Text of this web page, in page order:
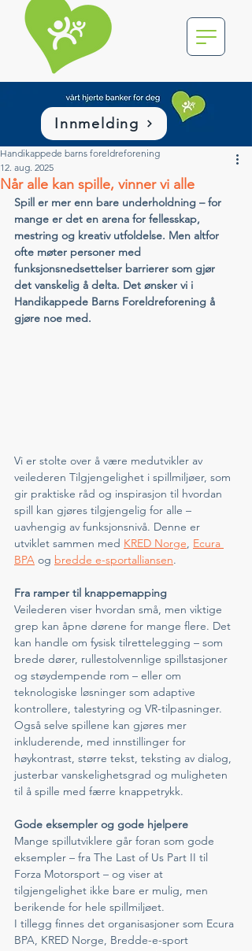
Innmelding
Når alle kan spille, vinner vi alle
Handikappede barns foreldreforening
12. aug. 2025
Spill er mer enn bare underholdning – for
mange er det en arena for fellesskap,
mestring og kreativ utfoldelse. Men altfor
ofte møter personer med
funksjonsnedsettelser barrierer som gjør
det vanskelig å delta. Det ønsker vi i
Handikappede Barns Foreldreforening å
gjøre noe med.
Vi er stolte over å være medutvikler av
veilederen Tilgjengelighet i spillmiljøer, som
gir praktiske råd og inspirasjon til hvordan
spill kan gjøres tilgjengelig for alle –
uavhengig av funksjonsnivå. Denne er
utviklet sammen med KRED Norge, Ecura
BPA og bredde e-sportalliansen.
Fra ramper til knappemapping
Veilederen viser hvordan små, men viktige
grep kan åpne dørene for mange flere. Det
kan handle om fysisk tilrettelegging – som
brede dører, rullestolvennlige spillstasjoner
og støydempende rom – eller om
teknologiske løsninger som adaptive
kontrollere, talestyring og VR-tilpasninger.
Også selve spillene kan gjøres mer
inkluderende, med innstillinger for
høykontrast, større tekst, teksting av dialog,
justerbar vanskelighetsgrad og muligheten
til å spille med færre knappetrykk.
Gode eksempler og gode hjelpere
Mange spillutviklere går foran som gode
eksempler – fra The Last of Us Part II til
Forza Motorsport – og viser at
tilgjengelighet ikke bare er mulig, men
berikende for hele spillmiljøet.
I tillegg finnes det organisasjoner som Ecura
BPA, KRED Norge, Bredde-e-sport